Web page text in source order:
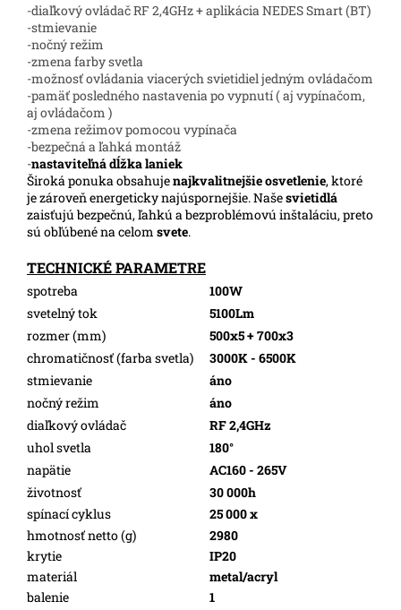
-diaľkový ovládač RF 2,4GHz + aplikácia NEDES Smart (BT)
-stmievanie
-nočný režim
-zmena farby svetla
-možnosť ovládania viacerých svietidiel jedným ovládačom
-pamäť posledného nastavenia po vypnutí ( aj vypínačom,
aj ovládačom )
-zmena režimov pomocou vypínača
-bezpečná a ľahká montáž
-nastaviteľná dĺžka laniek
Široká ponuka obsahujenajkvalitnejšie osvetlenie, ktoré
je zároveň energeticky najúspornejšie. Našesvietidlá
zaisťujú bezpečnú, ľahkú a bezproblémovú inštaláciu, preto
sú obľúbené na celom svete.
TECHNICKÉ PARAMETRE
spotreba
100W
svetelný tok
5100Lm
rozmer (mm)
500x5 + 700x3
chromatičnosť (farba svetla)
3000K - 6500K
stmievanie
áno
nočný režim
áno
diaľkový ovládač
RF 2,4GHz
uhol svetla
180°
napätie
AC160 - 265V
životnosť
30 000h
spínací cyklus
25 000 x
hmotnosť netto (g)
2980
krytie
IP20
materiál
metal/acryl
balenie
1